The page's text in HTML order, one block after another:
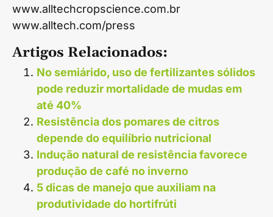
www.alltechcropscience.com.br
www.alltech.com/press
Artigos Relacionados:
No semiárido, uso de fertilizantes sólidos
pode reduzir mortalidade de mudas em
até 40%
Resistência dos pomares de citros
depende do equilíbrio nutricional
Indução natural de resistência favorece
produção de café no inverno
5 dicas de manejo que auxiliam na
produtividade do hortifrúti